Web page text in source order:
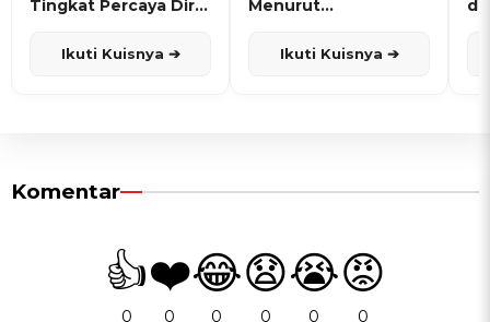
Tingkat Percaya Diri
Ikuti Kuisnya ➔
Menurut
Ikuti Kuisnya ➔
Komentar
👍
0
❤️
0
😂
0
😧
0
😭
0
😡
0